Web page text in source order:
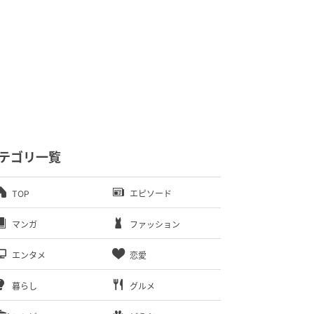
ゴリ一覧
TOP エピソード
マンガ ファッション
エンタメ 恋愛
暮らし グルメ